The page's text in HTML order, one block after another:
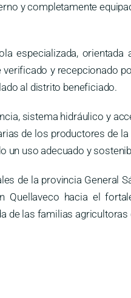
y completamente
especializada,
y recepcionado
al distrito beneficiado.
sistema hidráulico y
de los productores de
un uso adecuado y
de la provincia General
hacia el
de las familias agricultoras